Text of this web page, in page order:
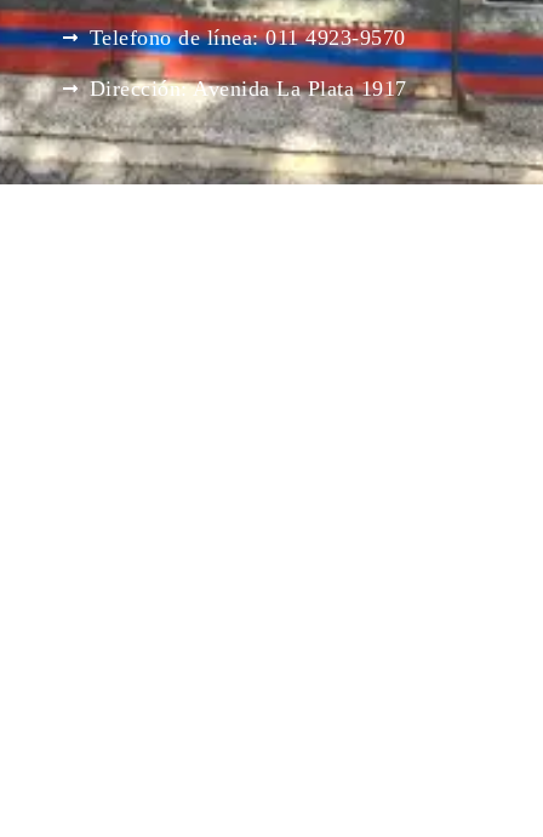
Telefono de línea: 011 4923-9570
Dirección: Avenida La Plata 1917